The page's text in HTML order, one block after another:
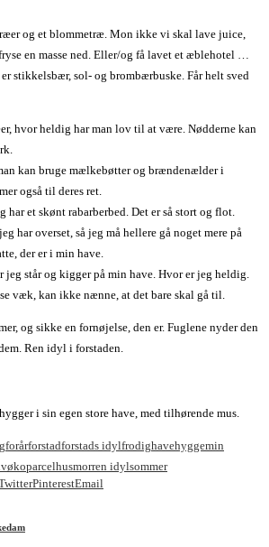
og et blommetræ. Mon ikke vi skal lave juice,
en masse ned. Eller/og få lavet et æblehotel …
stikkelsbær, sol- og brombærbuske. Får helt sved
hvor heldig har man lov til at være. Nødderne kan
kan bruge mælkebøtter og brændenælder i
også til deres ret.
har et skønt rabarberbed. Det er så stort og flot.
har overset, så jeg må hellere gå noget mere på
der er i min have.
står og kigger på min have. Hvor er jeg heldig.
væk, kan ikke nænne, at det bare skal gå til.
og sikke en fornøjelse, den er. Fuglene nyder den
Ren idyl i forstaden.
i sin egen store have, med tilhørende mus.
forårforstadforstads idylfrodighavehyggemin
økoparcelhusmorren idylsommer
PinterestEmail